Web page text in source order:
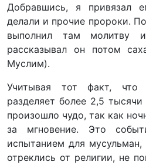
Добравшись, я привязал
делали и прочие пророки.
выполнил там молитву
рассказывал он потом
Муслим).
Учитывая тот факт,
разделяет более 2,5
произошло чудо, так как
за мгновение. Это
испытанием для
отреклись от религии, не